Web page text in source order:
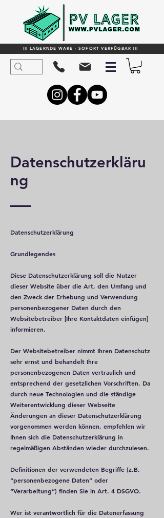
!!! LAGERNDE WARE - SOFORT VERFÜGBAR !!!
Datenschutzerkläru
ng
Datenschutzerklärung
Grundlegendes
Diese Datenschutzerklärung soll die Nutzer
dieser Website über die Art, den Umfang und
den Zweck der Erhebung und Verwendung
personenbezogener Daten durch den
Websitebetreiber [Ihre Kontaktdaten einfügen]
informieren.
Der Websitebetreiber nimmt Ihren Datenschutz
sehr ernst und behandelt Ihre
personenbezogenen Daten vertraulich und
entsprechend der gesetzlichen Vorschriften. Da
durch neue Technologien und die ständige
Weiterentwicklung dieser Webseite
Änderungen an dieser Datenschutzerklärung
vorgenommen werden können, empfehlen wir
Ihnen sich die Datenschutzerklärung in
regelmäßigen Abständen wieder durchzulesen.
Definitionen der verwendeten Begriffe (z.B.
“personenbezogene Daten” oder
“Verarbeitung”) finden Sie in Art. 4 DSGVO.
Wer ist verantwortlich für die Datenerfassung